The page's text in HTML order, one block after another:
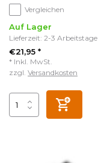
Vergleichen
Auf Lager
Lieferzeit: 2-3 Arbeitstage
€21,95 *
* Inkl. MwSt.
zzgl. Versandkosten